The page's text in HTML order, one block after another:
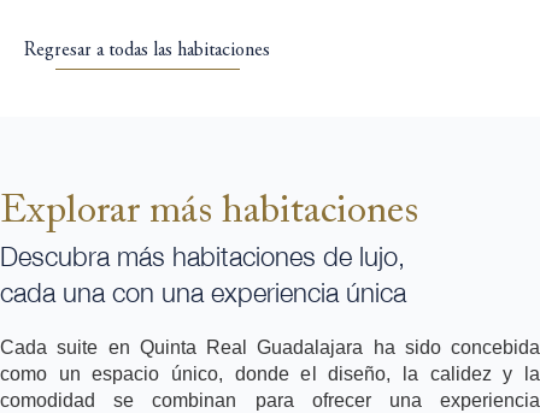
Regresar a todas las habitaciones
Explorar más habitaciones
Descubra más habitaciones de lujo,
cada una con una experiencia única
Cada suite en Quinta Real Guadalajara ha sido concebida
como un espacio único, donde el diseño, la calidez y la
comodidad se combinan para ofrecer una experiencia